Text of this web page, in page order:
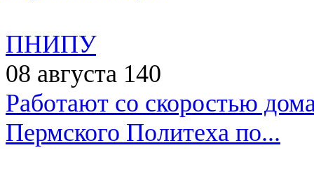
ПНИПУ
08 августа 140
Работают со скоростью
Пермского Политеха по...